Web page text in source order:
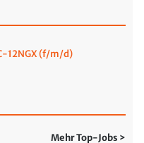
12NGX (f/m/d)
Mehr Top-Jobs >